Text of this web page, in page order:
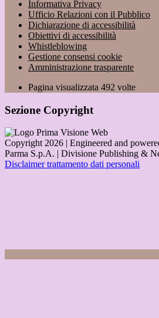
Informativa Privacy
Ufficio Relazioni con il Pubblico
Dichiarazione di accessibilità
Obiettivi di accessibilità
Whistleblowing
Gestione consensi cookie
Amministrazione trasparente
Pagina visualizzata 492 volte
Sezione Copyright
Copyright 2026 | Engineered and
Parma S.p.A. | Divisione Publishing &
Disclaimer trattamento dati personali